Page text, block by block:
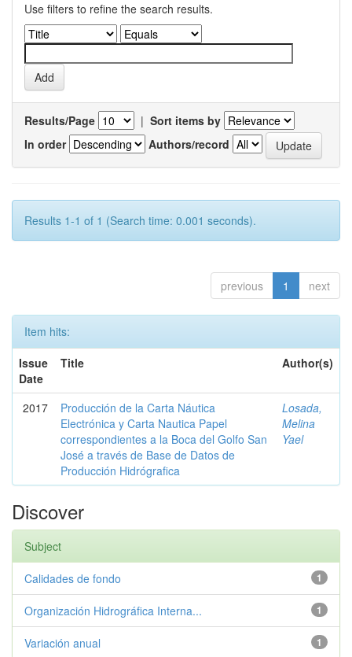
Use filters to refine the search results.
Results/Page | Sort items by
In order
Authors/record
Results 1-1 of 1 (Search time: 0.001 seconds).
previous 1 next
Item hits:
Issue
Date
Title Author(s)
2017
Producción de la Carta Náutica
Electrónica y Carta Nautica Papel
correspondientes a la Boca del Golfo San
José a través de Base de Datos de
Producción Hidrógrafica
Losada,
Melina
Yael
Discover
Subject
1
Calidades de fondo
1
Organización Hidrográfica Interna...
1
Variación anual